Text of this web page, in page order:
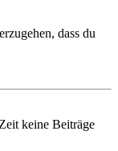
dass du
keine Beiträge